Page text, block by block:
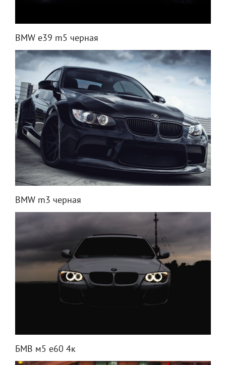
BMW e39 m5 черная
BMW m3 черная
БМВ м5 е60 4к